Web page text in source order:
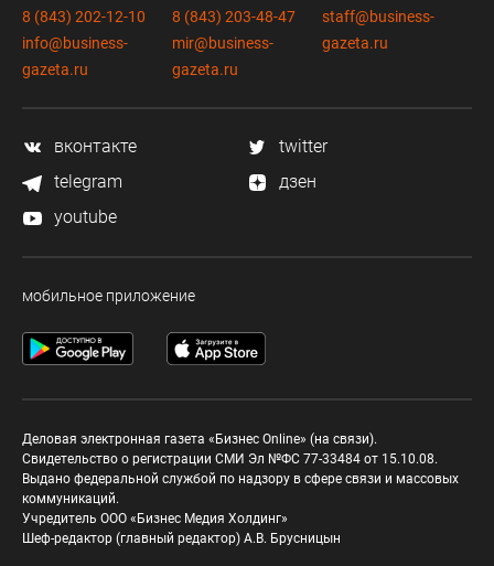
8 (843) 202-12-10
info@business-
gazeta.ru
8 (843) 203-48-47
mir@business-
gazeta.ru
staff@business-
gazeta.ru
вконтакте
twitter
telegram
дзен
youtube
мобильное приложение
Деловая электронная газета «Бизнес Online» (на связи).
Свидетельство о регистрации СМИ Эл №ФС 77-33484 от 15.10.08.
Выдано федеральной службой по надзору в сфере связи и массовых
коммуникаций.
Учредитель ООО «Бизнес Медия Холдинг»
Шеф-редактор (главный редактор) А.В. Брусницын